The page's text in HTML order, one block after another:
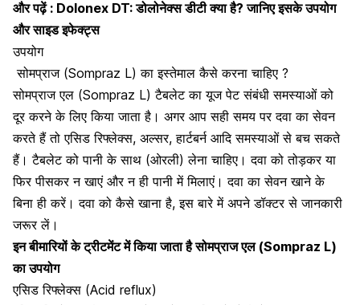
और पढ़ें : Dolonex DT: डोलोनेक्स डीटी क्या है? जानिए इसके उपयोग
और साइड इफेक्ट्स
उपयोग
सोमप्राज (Sompraz L) का इस्तेमाल कैसे करना चाहिए ?
सोमप्राज एल (Sompraz L) टैबलेट का यूज पेट संबंधी समस्याओं को
दूर करने के लिए किया जाता है। अगर आप सही समय पर दवा का सेवन
करते हैं तो एसिड रिफ्लेक्स, अल्सर, हार्टबर्न आदि समस्याओं से बच सकते
हैं। टैबलेट को पानी के साथ (ओरली) लेना चाहिए। दवा को तोड़कर या
फिर पीसकर न खाएं और न ही पानी में मिलाएं। दवा का सेवन खाने के
बिना ही करें। दवा को कैसे खाना है, इस बारे में अपने डॉक्टर से जानकारी
जरूर लें।
इन बीमारियों के ट्रीटमेंट में किया जाता है सोमप्राज एल (Sompraz L)
का उपयोग
एसिड रिफ्लेक्स (Acid reflux)